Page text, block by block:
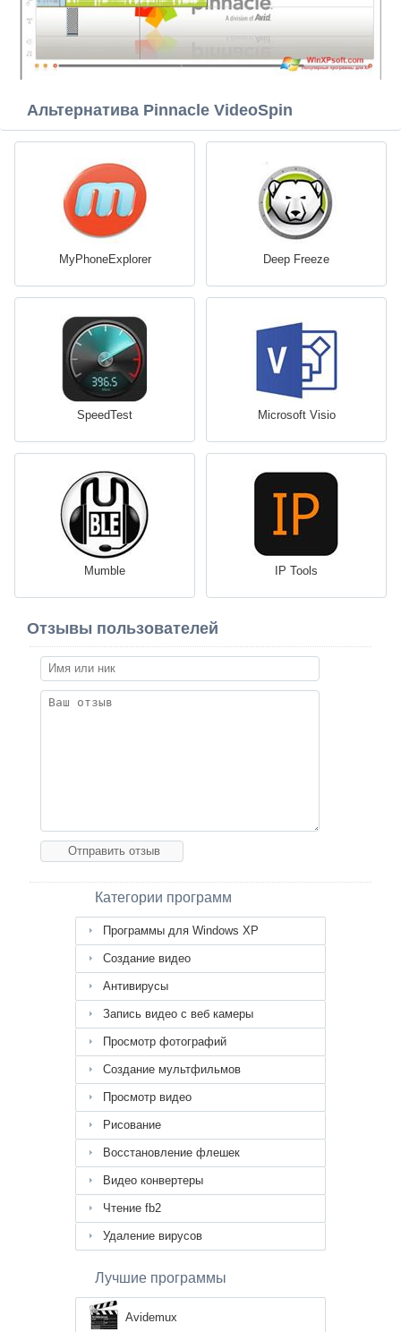
Альтернатива Pinnacle VideoSpin
MyPhoneExplorer Deep Freeze
SpeedTest Microsoft Visio
Mumble IP Tools
Отзывы пользователей
Категории программ
Программы для Windows XP
Создание видео
Антивирусы
Запись видео с веб камеры
Просмотр фотографий
Создание мультфильмов
Просмотр видео
Рисование
Восстановление флешек
Видео конвертеры
Чтение fb2
Удаление вирусов
Лучшие программы
Avidemux